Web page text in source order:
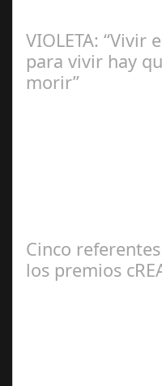
VIOLETA: “Vivir
para vivir hay
morir”
Cinco
los premios